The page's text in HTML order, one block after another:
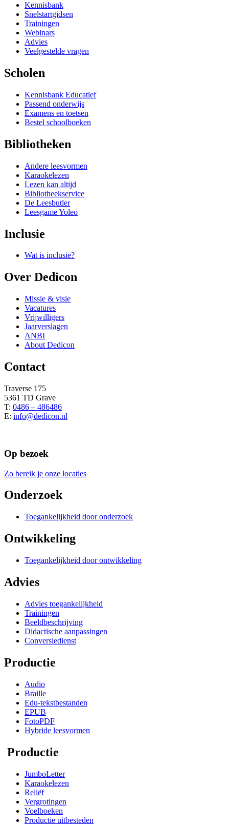
Kennisbank
Snelstartgidsen
Trainingen
Webinars
Advies
Veelgestelde vragen
Scholen
Kennisbank Educatief
Passend onderwijs
Examens en toetsen
Bestel schoolboeken
Bibliotheken
Andere leesvormen
Karaokelezen
Lezen kan altijd
Bibliotheekservice
De Leesbutler
Leesgame Yoleo
Inclusie
Wat is inclusie?
Over Dedicon
Missie & visie
Vacatures
Vrijwilligers
Jaarverslagen
ANBI
About Dedicon
Contact
Traverse 175
5361 TD Grave
T: 0486 – 486486
E: info@dedicon.nl
Op bezoek
Zo bereik je onze locaties
Onderzoek
Toegankelijkheid door onderzoek
Ontwikkeling
Toegankelijkheid door ontwikkeling
Advies
Advies toegankelijkheid
Trainingen
Beeldbeschrijving
Didactische aanpassingen
Conversiedienst
Productie
Audio
Braille
Edu-tekstbestanden
EPUB
FotoPDF
Hybride leesvormen
Productie
JumboLetter
Karaokelezen
Reliëf
Vergrotingen
Voelboeken
Productie uitbesteden